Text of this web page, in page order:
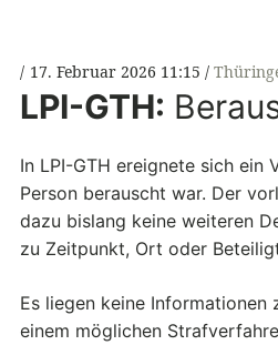
17. Februar 2026 11:15
LPI-GTH:
In LPI-GTH ereignete sich ein
Person berauscht war. Der
dazu bislang keine weiteren
zu Zeitpunkt, Ort oder
Es liegen keine Informationen
einem möglichen